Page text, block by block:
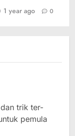
1 year ago 0
trik ter-
pemula